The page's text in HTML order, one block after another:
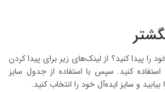
را پیدا کنید؟ از لینک‌های زیر برای پیدا کردن
کنید. سپس با استفاده از جدول سایز
و سایز ایده‌آل خود را انتخاب کنید.